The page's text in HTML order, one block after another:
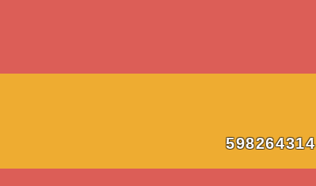
598264314